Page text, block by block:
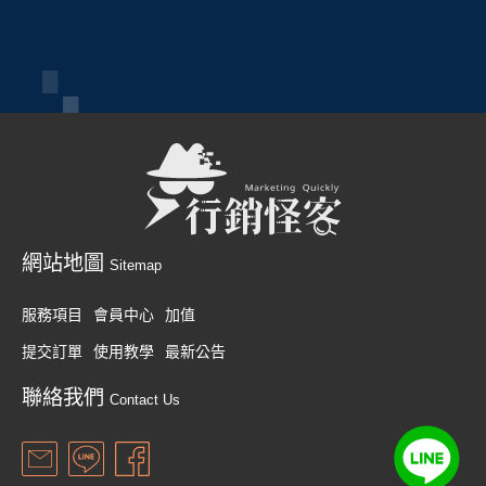
網站地圖 Sitemap
服務項目 會員中心 加值
提交訂單 使用教學 最新公告
聯絡我們 Contact Us